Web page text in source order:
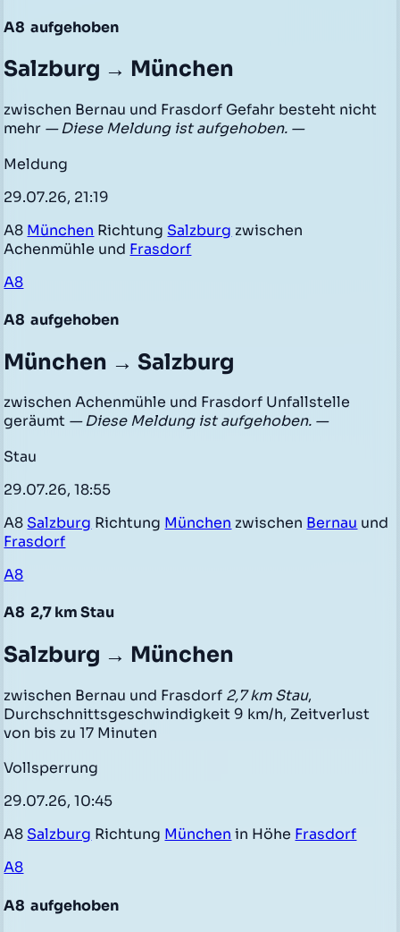
A8 aufgehoben
Salzburg → München
zwischen Bernau und Frasdorf Gefahr besteht nicht
mehr — Diese Meldung ist aufgehoben. —
Meldung
29.07.26, 21:19
A8 München Richtung Salzburg zwischen
Achenmühle und Frasdorf
A8
A8 aufgehoben
München → Salzburg
zwischen Achenmühle und Frasdorf Unfallstelle
geräumt — Diese Meldung ist aufgehoben. —
Stau
29.07.26, 18:55
A8 Salzburg Richtung München zwischen Bernau und
Frasdorf
A8
A8 2,7 km Stau
Salzburg → München
zwischen Bernau und Frasdorf 2,7 km Stau,
Durchschnittsgeschwindigkeit 9 km/h, Zeitverlust
von bis zu 17 Minuten
Vollsperrung
29.07.26, 10:45
A8 Salzburg Richtung München in Höhe Frasdorf
A8
A8 aufgehoben